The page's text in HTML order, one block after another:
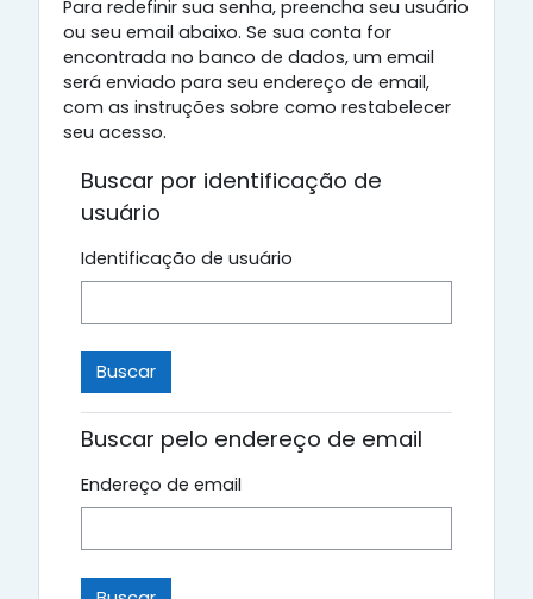
Para redefinir sua senha, preencha seu usuário
ou seu email abaixo. Se sua conta for
encontrada no banco de dados, um email
será enviado para seu endereço de email,
com as instruções sobre como restabelecer
seu acesso.
Buscar por identificação de
usuário
Identificação de usuário
Buscar pelo endereço de email
Endereço de email